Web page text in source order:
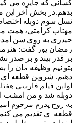
کسانی که جایزه می
بدهم.در بخش آخر این
نسل سوم دوبله
مهتاب کرامتی، همت
حیدری به روی سن
رمضان پور گفت:
بر قدر بیند و بر صدر
بتوانیم وظیفه مان را
دهیم. شروین قطعه ای
اولین فیلم فارسی
دوبله شد و من امشب
به روح پدرم مرحوم
قطعه ای تقدیم می